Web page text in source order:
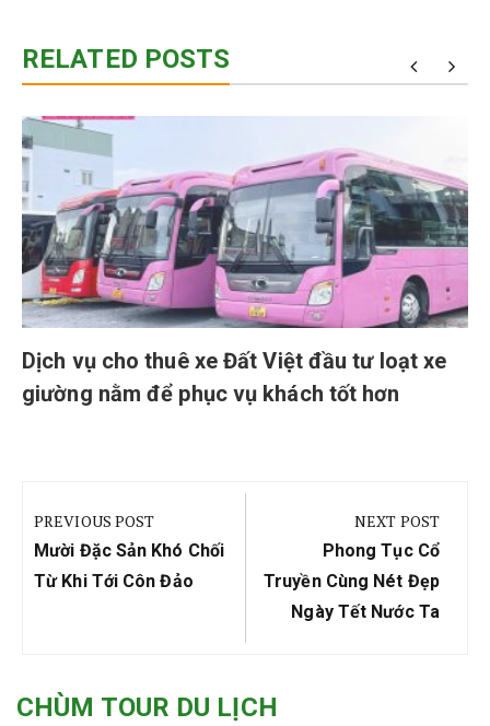
RELATED POSTS
Dịch vụ cho thuê xe Đất Việt đầu tư loạt xe
giường nằm để phục vụ khách tốt hơn
hướng
bài
viết
PREVIOUS POST
Previous
Post:
Mười Đặc Sản Khó Chối
Từ Khi Tới Côn Đảo
NEXT POST
Next
Post:
Phong Tục Cổ
Truyền Cùng Nét Đẹp
Ngày Tết Nước Ta
CHÙM TOUR DU LỊCH